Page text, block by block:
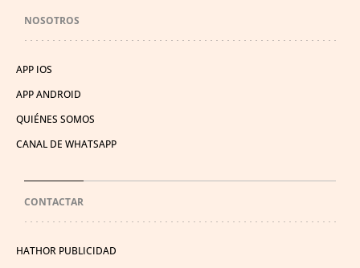
NOSOTROS
APP IOS
APP ANDROID
QUIÉNES SOMOS
CANAL DE WHATSAPP
CONTACTAR
HATHOR PUBLICIDAD